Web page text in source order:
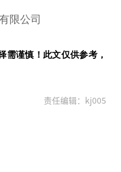
限公司
需谨慎！此文仅供参考，
责任编辑：kj005